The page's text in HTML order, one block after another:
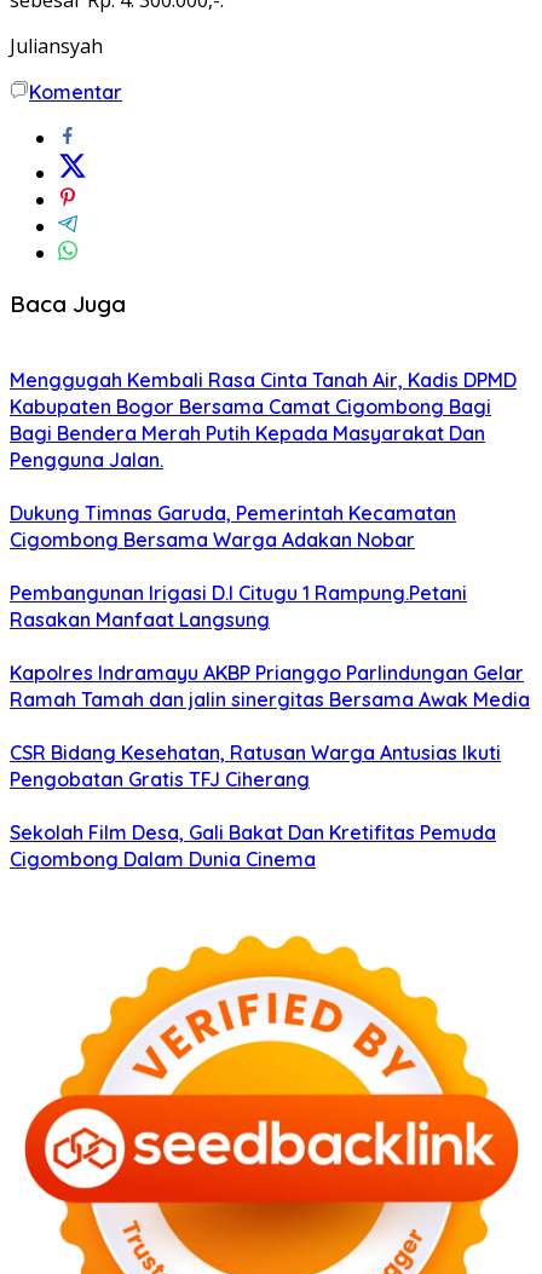
Juliansyah
Komentar
Baca Juga
Menggugah Kembali Rasa Cinta Tanah Air, Kadis DPMD
Kabupaten Bogor Bersama Camat Cigombong Bagi
Bagi Bendera Merah Putih Kepada Masyarakat Dan
Pengguna Jalan.
Dukung Timnas Garuda, Pemerintah Kecamatan
Cigombong Bersama Warga Adakan Nobar
Pembangunan Irigasi D.I Citugu 1 Rampung.Petani
Rasakan Manfaat Langsung
Kapolres Indramayu AKBP Prianggo Parlindungan Gelar
Ramah Tamah dan jalin sinergitas Bersama Awak Media
CSR Bidang Kesehatan, Ratusan Warga Antusias Ikuti
Pengobatan Gratis TFJ Ciherang
Sekolah Film Desa, Gali Bakat Dan Kretifitas Pemuda
Cigombong Dalam Dunia Cinema